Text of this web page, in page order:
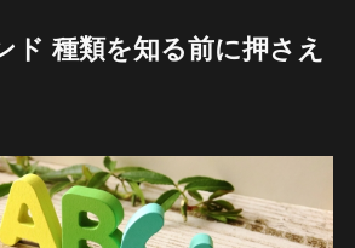
ド 種類を知る前に押さえ